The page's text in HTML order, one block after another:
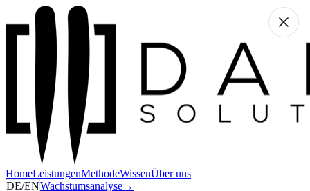
HomeLeistungenMethodeWissenÜber uns
DE/ENWachstumsanalyse→